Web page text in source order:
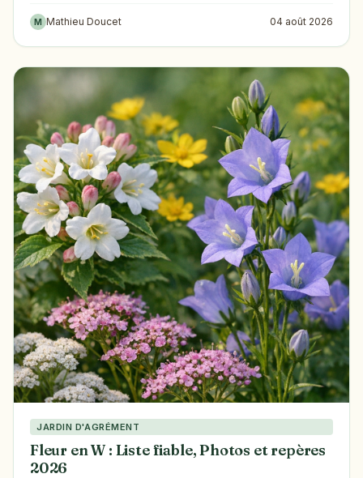
M Mathieu Doucet 04 août 2026
JARDIN D'AGRÉMENT
Fleur en W : Liste fiable, Photos et repères
2026